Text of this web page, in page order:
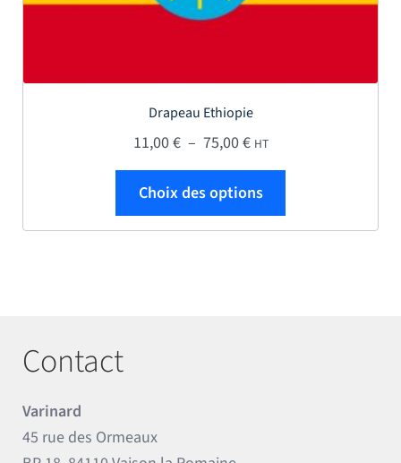
Drapeau Ethiopie
11,00€ – 75,00€Plage de prix : 11,00 €
HT
Choix des options
Contact
Varinard
45 rue des Ormeaux